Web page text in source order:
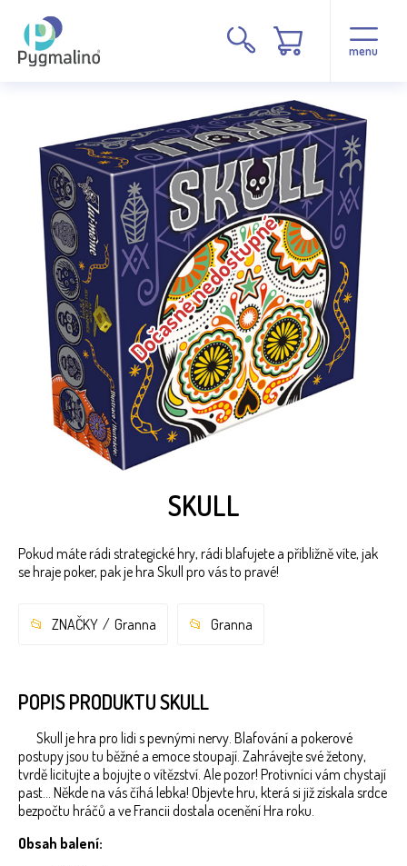
menu
Dočasně nedostupné
SKULL
Pokud máte rádi strategické hry, rádi blafujete a přibližně víte, jak
se hraje poker, pak je hra Skull pro vás to pravé!
ZNAČKY Granna Granna
POPIS PRODUKTU SKULL
Skull je hra pro lidi s pevnými nervy. Blafování a pokerové
postupy jsou tu běžné a emoce stoupají. Zahrávejte své žetony,
tvrdě licitujte a bojujte o vítězství. Ale pozor! Protivníci vám chystají
past… Někde na vás číhá lebka! Objevte hru, která si již získala srdce
bezpočtu hráčů a ve Francii dostala ocenění Hra roku.
Obsah balení: